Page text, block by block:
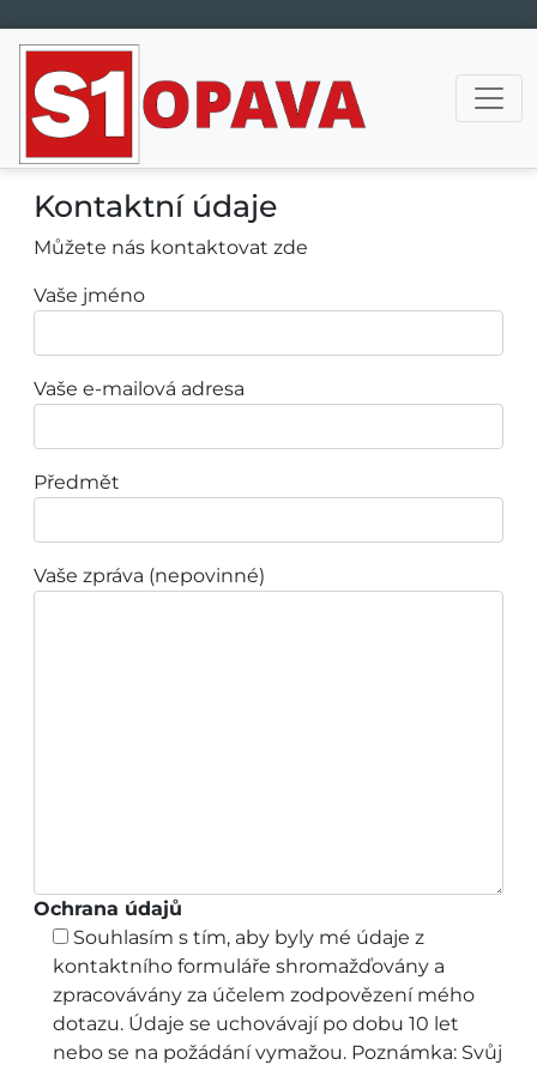
Hlavní navigace
Kontaktní údaje
Můžete nás kontaktovat zde
Vaše jméno
Vaše e-mailová adresa
Předmět
Vaše zpráva (nepovinné)
Ochrana údajů
Souhlasím s tím, aby byly mé údaje z
kontaktního formuláře shromažďovány a
zpracovávány za účelem zodpovězení mého
dotazu. Údaje se uchovávají po dobu 10 let
nebo se na požádání vymažou. Poznámka: Svůj